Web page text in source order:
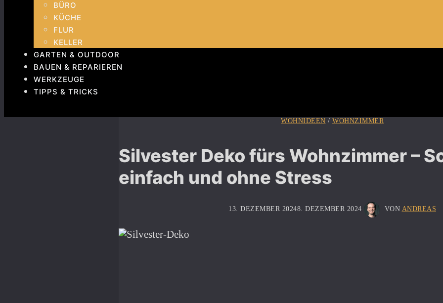
BÜRO
KÜCHE
FLUR
KELLER
GARTEN & OUTDOOR
BAUEN & REPARIEREN
WERKZEUGE
TIPPS & TRICKS
WOHNIDEEN / WOHNZIMMER
Silvester Deko fürs Wohnzimmer –
einfach und ohne Stress
13. DEZEMBER 20248. DEZEMBER 2024 VON ANDREAS